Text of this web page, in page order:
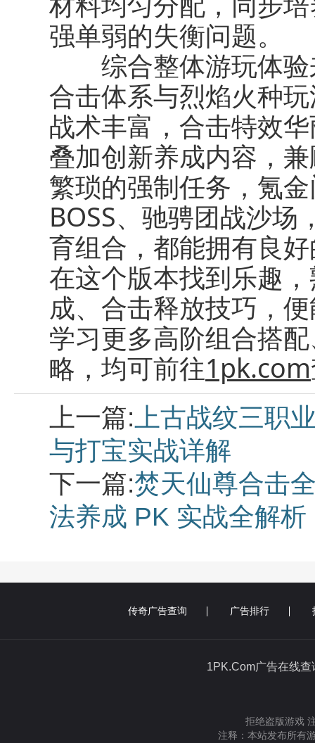
强单弱的失衡问题。
综合整体游玩体验
合击体系与烈焰火种
战术丰富，合击特效
叠加创新养成内容，
繁琐的强制任务，氪
BOSS、驰骋团战沙
育组合，都能拥有良
在这个版本找到乐趣
成、合击释放技巧，
学习更多高阶组合搭
略，均可前往1pk.com
上一篇: 上古战纹三职
与打宝实战详解
下一篇:焚天仙尊合击
法养成 PK 实战全解析
传奇广告查询 广告排行
1PK.Com广告在
拒绝盗版游戏
注释：本站发布所有